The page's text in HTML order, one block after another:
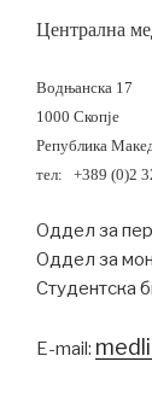
Централна
Водњанска 17
1000 Скопје
Република
тел: +389 (0)2
Оддел за
Оддел за
Студентска
Е-mail: